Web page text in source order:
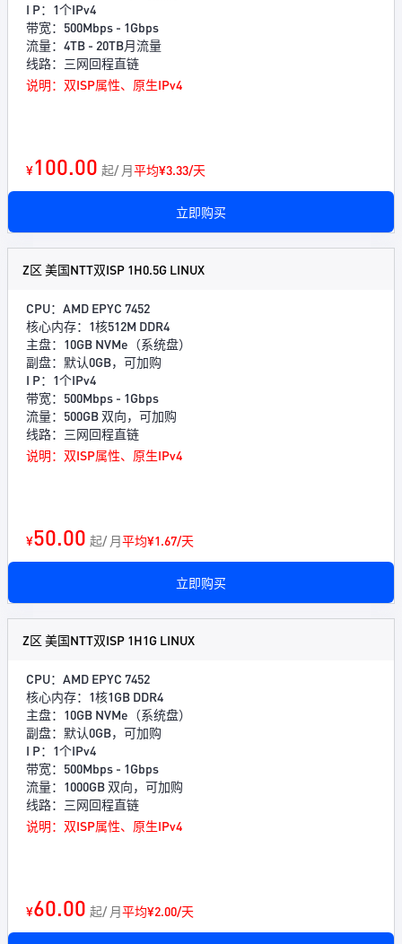
I P：1个IPv4
带宽：500Mbps - 1Gbps
流量：4TB - 20TB月流量
线路：三网回程直链
说明：双ISP属性、原生IPv4
¥100.00 起/ 月平均¥3.33/天
立即购买
Z区 美国NTT双ISP 1H0.5G LINUX
CPU：AMD EPYC 7452
核心内存：1核512M DDR4
主盘：10GB NVMe（系统盘）
副盘：默认0GB，可加购
I P：1个IPv4
带宽：500Mbps - 1Gbps
流量：500GB 双向，可加购
线路：三网回程直链
说明：双ISP属性、原生IPv4
¥50.00 起/ 月平均¥1.67/天
立即购买
Z区 美国NTT双ISP 1H1G LINUX
CPU：AMD EPYC 7452
核心内存：1核1GB DDR4
主盘：10GB NVMe（系统盘）
副盘：默认0GB，可加购
I P：1个IPv4
带宽：500Mbps - 1Gbps
流量：1000GB 双向，可加购
线路：三网回程直链
说明：双ISP属性、原生IPv4
¥60.00 起/ 月平均¥2.00/天